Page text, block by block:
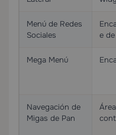
Menú de Redes
Sociales
e
Mega Menú
Navegación de
Migas de Pan